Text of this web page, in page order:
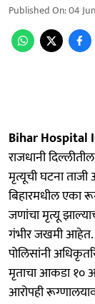
Published On:04
Bihar Hospital
राजधानी
मृत्यूची घटना
बिहारमधील एका
जणांचा मृत्यू
गंभीर जखमी आहेत.
पोलिसांनी
मृताचा आकडा १०
आरोपही